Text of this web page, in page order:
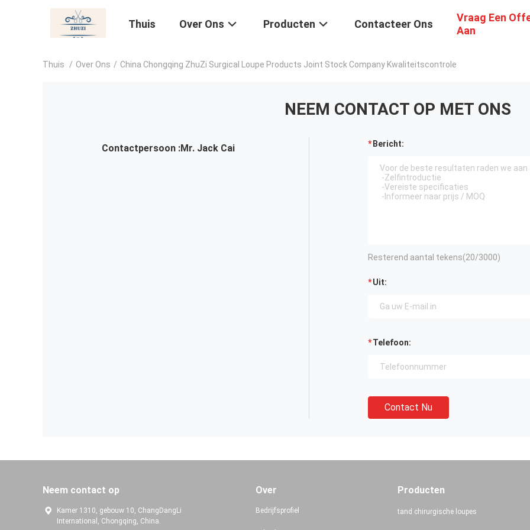
Thuis Over Ons Producten Contacteer Ons
Vraag Een
Aan
Thuis / Over Ons / China Chongqing ZhuZi Surgical Loupe Products Joint Stock Company Kwaliteitscontrole
NEEM CONTACT OP MET ONS
Contactpersoon :Mr. Jack Cai Bericht:
Resterend aantal tekens(20/3000)
Uit:
Telefoon:
Contact Nu
Neem contact op
Kamer 1310, gebouw 10, ChangDangLi
International, Chongqing, China.
Over
Bedrijfsprofiel
Producten
tand chirurgische loupes